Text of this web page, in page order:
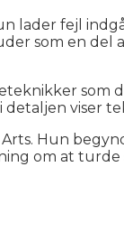
fejl indgå
som en del
som
viser
Hun
om at turde